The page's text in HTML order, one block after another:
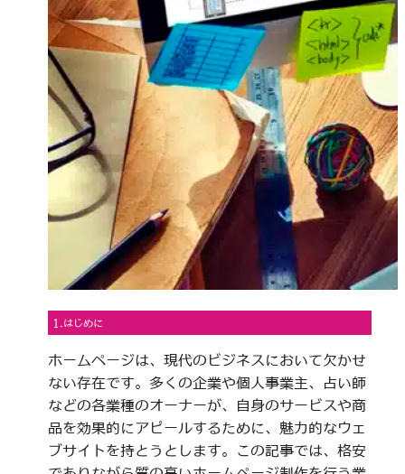
1.はじめに
ホームページは、現代のビジネスにおいて欠かせ
ない存在です。多くの企業や個人事業主、占い師
などの各業種のオーナーが、自身のサービスや商
品を効果的にアピールするために、魅力的なウェ
ブサイトを持とうとします。この記事では、格安